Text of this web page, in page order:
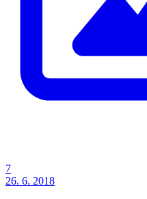
7
26. 6. 2018